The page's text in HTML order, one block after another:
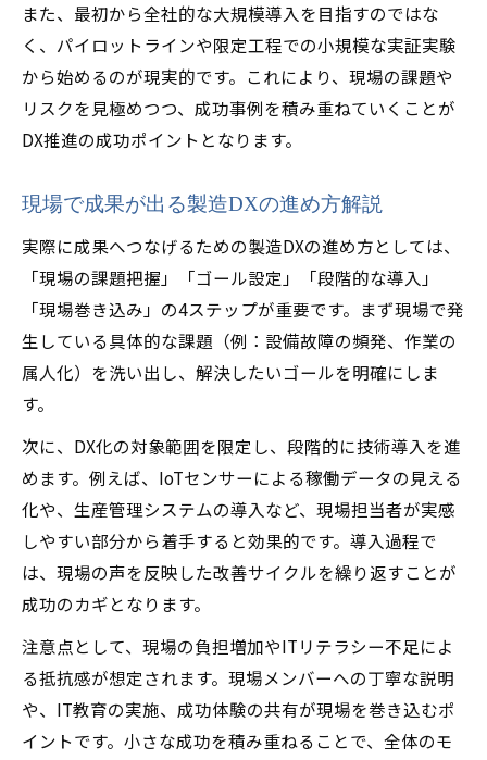
製造業DX推進に欠かせない現場巻き込み術
製造現場の課題に合うDX進行ステップ解説
段階的な製造業DX進め方の実践ポイント
製造業DXで自社改革を進める判断軸とは
製造業DX成功事例に学ぶ実践的ヒント
現場改革を実現した製造DXの具体例紹介
製造業DXで成果を出した企業の共通点
製造業DX実例から得られる現場改善の教訓
製造業DX実践者の経験談と失敗からの学び
現場と経営を結ぶ製造業DX実践ポイント
経営視点で考える製造業DX実践のポイント
現場主導の製造業DXを実現する工夫とは
製造業DX導入で現場と経営の連携を強化
また、最初から全社的な大規模導入を目指すのではな
く、パイロットラインや限定工程での小規模な実証実験
から始めるのが現実的です。これにより、現場の課題や
リスクを見極めつつ、成功事例を積み重ねていくことが
DX推進の成功ポイントとなります。
現場で成果が出る製造DXの進め方解説
実際に成果へつなげるための製造DXの進め方としては、
「現場の課題把握」「ゴール設定」「段階的な導入」
「現場巻き込み」の4ステップが重要です。まず現場で発
生している具体的な課題（例：設備故障の頻発、作業の
属人化）を洗い出し、解決したいゴールを明確にしま
す。
次に、DX化の対象範囲を限定し、段階的に技術導入を進
めます。例えば、IoTセンサーによる稼働データの見える
化や、生産管理システムの導入など、現場担当者が実感
しやすい部分から着手すると効果的です。導入過程で
は、現場の声を反映した改善サイクルを繰り返すことが
成功のカギとなります。
注意点として、現場の負担増加やITリテラシー不足によ
る抵抗感が想定されます。現場メンバーへの丁寧な説明
や、IT教育の実施、成功体験の共有が現場を巻き込むポ
イントです。小さな成功を積み重ねることで、全体のモ